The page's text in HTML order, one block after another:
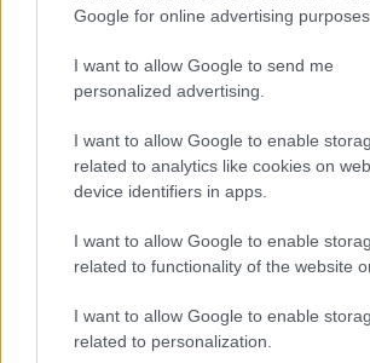
Google for online advertising purposes.
I want to allow Google to send me
personalized advertising.
I want to allow Google to enable
related to analytics like cookies on
device identifiers in apps.
I want to allow Google to enable
related to functionality of the website
I want to allow Google to enable
related to personalization.
o
o
k
r st A
p
p
NOTIZIE RECENTI
Ristorante distrutto dalle
Maddalena, incendio a Monti
Le previsioni meteo per il
Gallura
Michelle Hunziker in Gallura,